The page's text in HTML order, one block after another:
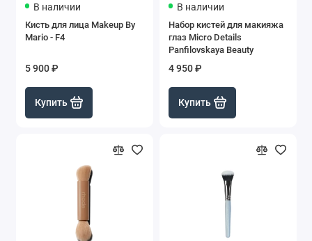
В наличии
Кисть для лица Makeup By
Mario - F4
5 900 ₽
Купить
В наличии
Набор кистей для макияжа
глаз Micro Details
Panfilovskaya Beauty
4 950 ₽
Купить